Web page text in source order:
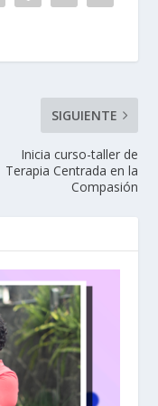
SIGUIENTE
Inicia curso-taller de
Terapia Centrada en la
Compasión